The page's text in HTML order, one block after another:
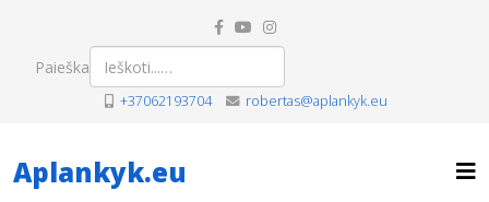
Paieška
+37062193704 robertas@aplankyk.eu
Aplankyk.eu